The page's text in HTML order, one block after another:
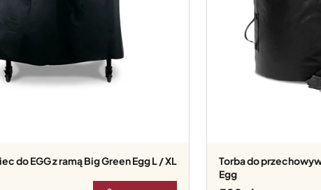
Torba do przechowywania węgla Big Green
Egg